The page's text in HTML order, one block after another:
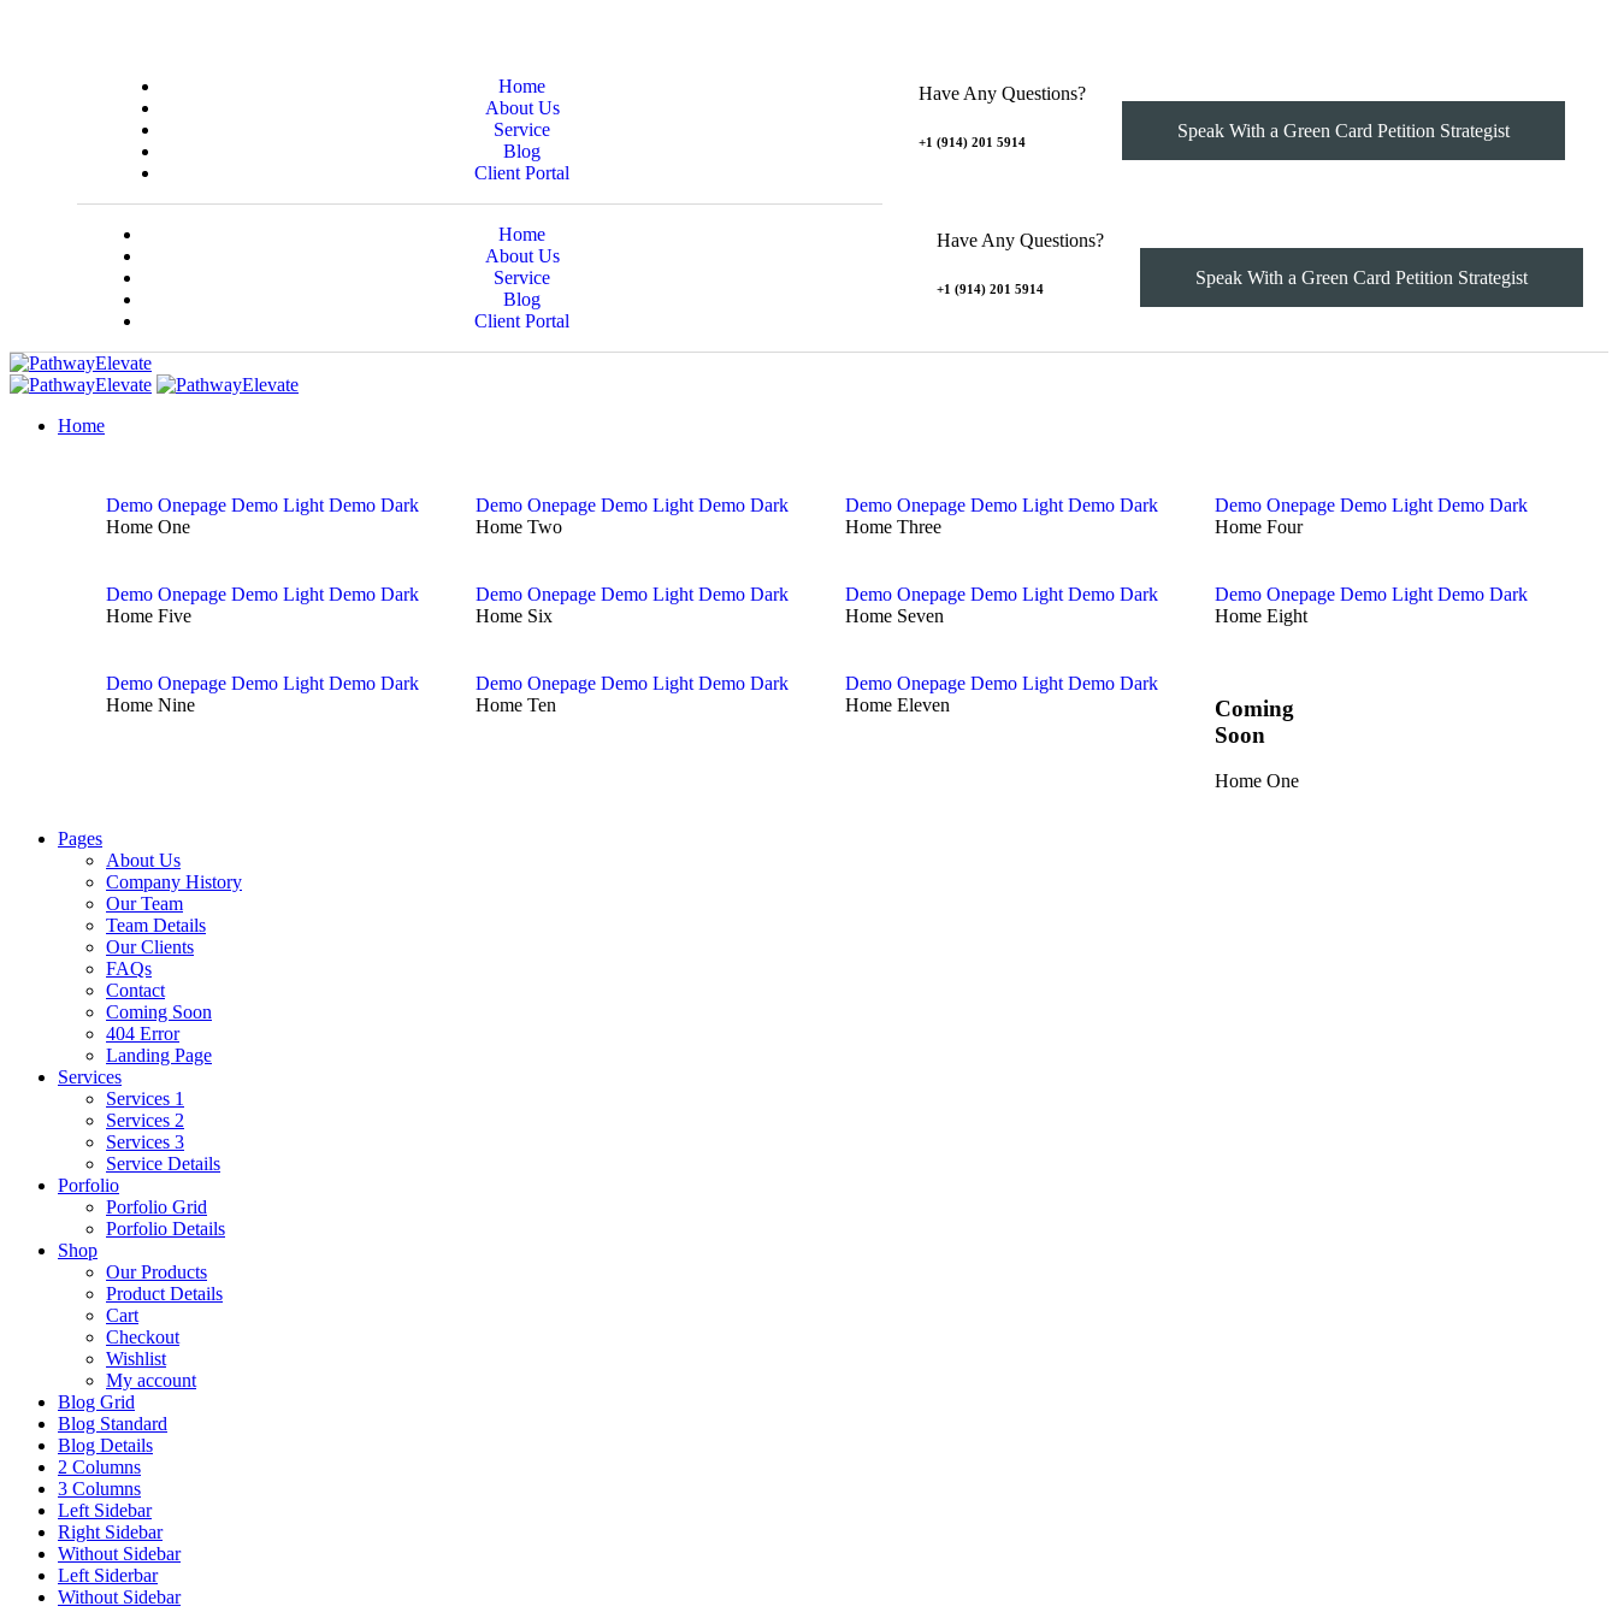
Home
About Us
Service
Blog
Client Portal
+1 (914) 201 5914
Have Any Questions?
Speak With a Green Card Petition Strategist
Home
About Us
Service
Blog
Client Portal
+1 (914) 201 5914
Have Any Questions?
Speak With a Green Card Petition Strategist
Home
Demo Onepage Demo Light Demo Dark
Home One
Demo Onepage Demo Light Demo Dark
Home Two
Demo Onepage Demo Light Demo Dark
Home Three
Demo Onepage Demo Light Demo Dark
Home Four
Demo Onepage Demo Light Demo Dark
Home Five
Demo Onepage Demo Light Demo Dark
Home Six
Demo Onepage Demo Light Demo Dark
Home Seven
Demo Onepage Demo Light Demo Dark
Home Eight
Demo Onepage Demo Light Demo Dark
Home Nine
Demo Onepage Demo Light Demo Dark
Home Ten
Demo Onepage Demo Light Demo Dark
Home Eleven
Coming
Soon
Home One
Pages
About Us
Company History
Our Team
Team Details
Our Clients
FAQs
Contact
Coming Soon
404 Error
Landing Page
Services
Services 1
Services 2
Services 3
Service Details
Porfolio
Porfolio Grid
Porfolio Details
Shop
Our Products
Product Details
Cart
Checkout
Wishlist
My account
Blog Grid
Blog Standard
Blog Details
2 Columns
3 Columns
Left Sidebar
Right Sidebar
Without Sidebar
Left Siderbar
Without Sidebar